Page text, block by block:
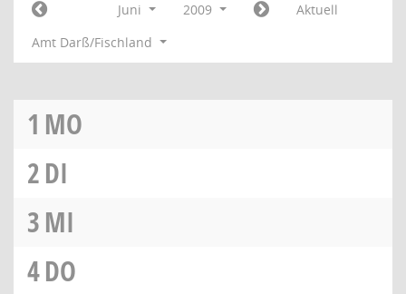
Juni 2009
Aktuell
Amt Darß/Fischland
1 MO
2DI
3MI
4DO